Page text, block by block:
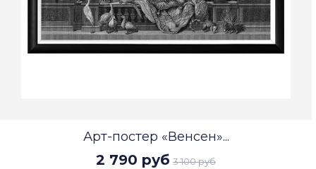
Арт-постер «Венсен»...
2 790 руб 3 100 руб